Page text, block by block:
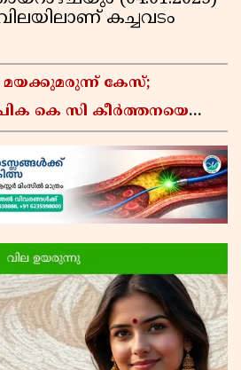
കച്ചവടം
കേസ്;
കെ സി കീർത്തനയെ